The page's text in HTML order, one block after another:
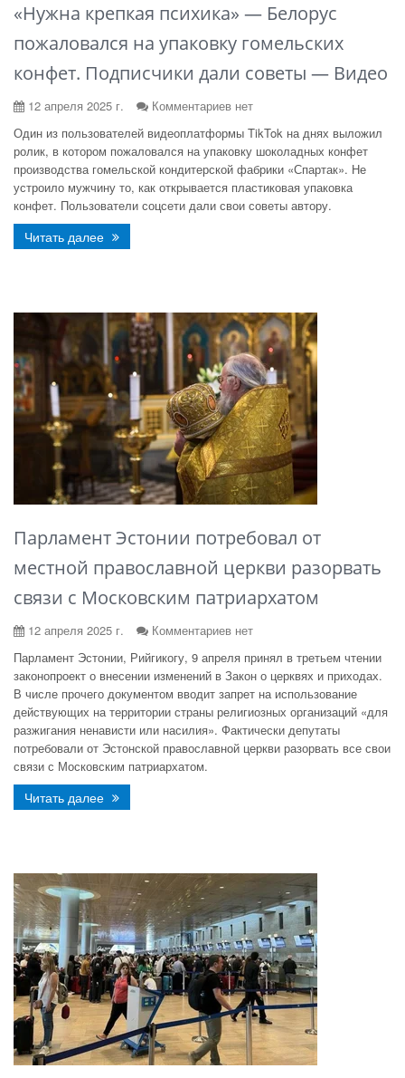
«Нужна крепкая психика» — Белорус
пожаловался на упаковку гомельских
конфет. Подписчики дали советы — Видео
12 апреля 2025 г.
Комментариев нет
Один из пользователей видеоплатформы TikTok на днях выложил
ролик, в котором пожаловался на упаковку шоколадных конфет
производства гомельской кондитерской фабрики «Спартак». Не
устроило мужчину то, как открывается пластиковая упаковка
конфет. Пользователи соцсети дали свои советы автору.
Читать далее
Парламент Эстонии потребовал от
местной православной церкви разорвать
связи с Московским патриархатом
12 апреля 2025 г.
Комментариев нет
Парламент Эстонии, Рийгикогу, 9 апреля принял в третьем чтении
законопроект о внесении изменений в Закон о церквях и приходах.
В числе прочего документом вводит запрет на использование
действующих на территории страны религиозных организаций «для
разжигания ненависти или насилия». Фактически депутаты
потребовали от Эстонской православной церкви разорвать все свои
связи с Московским патриархатом.
Читать далее